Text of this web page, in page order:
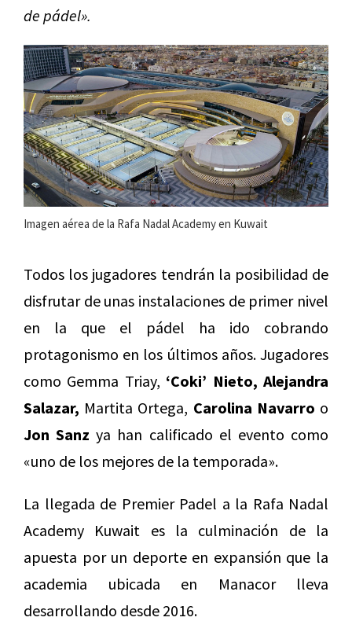
de pádel».
Imagen aérea de la Rafa Nadal Academy en Kuwait
Todos los jugadores tendrán la posibilidad de
disfrutar de unas instalaciones de primer nivel
en la que el pádel ha ido cobrando
protagonismo en los últimos años. Jugadores
como Gemma Triay, ‘Coki’ Nieto, Alejandra
Salazar, Martita Ortega, Carolina Navarro o
Jon Sanz ya han calificado el evento como
«uno de los mejores de la temporada».
La llegada de Premier Padel a la Rafa Nadal
Academy Kuwait es la culminación de la
apuesta por un deporte en expansión que la
academia ubicada en Manacor lleva
desarrollando desde 2016.